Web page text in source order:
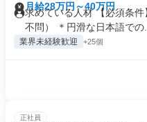
月給28万円～40万円
求めている人材 【必須条
不問） ＊円滑な⽇本語での...
業界未経験歓迎 +25個
正社員